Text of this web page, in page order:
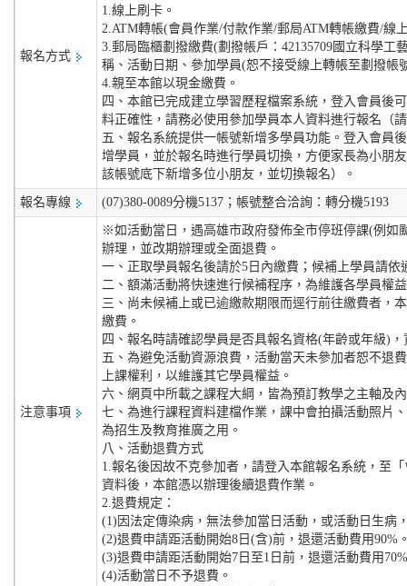
報名方式
1.線上刷卡。
2.ATM轉帳(會員作業/付款作業/郵局ATM轉帳繳費/線
3.郵局臨櫃劃撥繳費(劃撥帳戶：42135709國立科學
稱、活動日期、參加學員(恕不接受線上轉帳至劃撥帳
4.親至本館以現金繳費。
四、本館已完成建立學習歷程檔案系統，登入會員後
料正確性，請務必使用參加學員本人資料進行報名（
五、報名系統提供一帳號新增多學員功能。登入會員
增學員，並於報名時進行學員切換，方便家長為小朋
該帳號底下新增多位小朋友，並切換報名）。
報名專線 (07)380-0089分機5137；帳號整合洽詢：轉分機5193
注意事項
※如活動當日，遇高雄市政府發佈全市停班停課(例如
辦理，並改期辦理或全面退費。
一、正取學員報名後請於5日內繳費；候補上學員請依
二、額滿活動將快速進行候補程序，為維護各學員權
三、尚未候補上或已逾繳款期限而逕行前往繳費者，
繳費。
四、報名時請確認學員是否具報名資格(年齡或年級)
五、為避免活動資源浪費，活動當天未參加者恕不退
上課權利，以維護其它學員權益。
六、網頁中所載之課程大綱，皆為預訂教學之主軸及
七、為進行課程資料建檔作業，課中會拍攝活動照片
為招生及教育推廣之用。
八、活動退費方式
1.報名後因故不克參加者，請登入本館報名系統，至
資料後，本館憑以辦理後續退費作業。
2.退費規定：
(1)因法定傳染病，無法參加當日活動，或活動日生病
(2)退費申請距活動開始8日(含)前，退還活動費用90%
(3)退費申請距活動開始7日至1日前，退還活動費用
(4)活動當日不予退費。